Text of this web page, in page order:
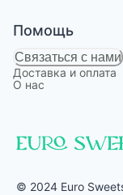
Помощь
Связаться с нами
Доставка и оплата
О нас
© 2024 Euro